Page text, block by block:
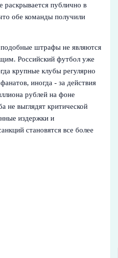
публично в
обе команды получили
штрафы не являются
Российский футбол уже
крупные клубы регулярно
иногда - за действия
рублей на фоне
не выглядят критической
издержки и
становятся все более